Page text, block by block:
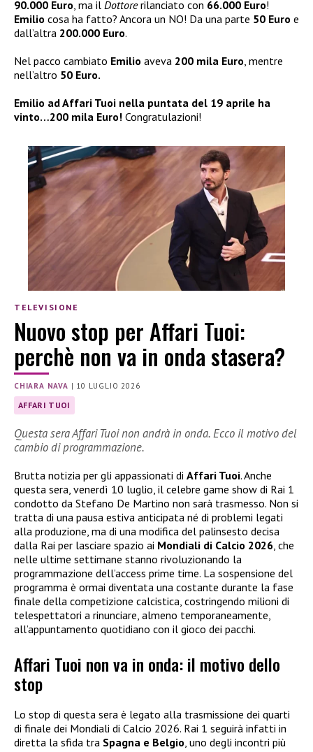
90.000 Euro , ma il Dottorerilanciato con 66.000 Euro!
Emilio cosa ha fatto? Ancora un NO! Da una parte 50 Euro e
dall’altra 200.000 Euro.
Nel pacco cambiato Emilio aveva 200 mila Euro , mentre
nell’altro 50 Euro.
Emilio ad Affari Tuoi nella puntata del 19 aprile ha
vinto…200 mila Euro! Congratulazioni!
TELEVISIONE
Nuovo stop per Affari Tuoi:
perchè non va in onda stasera?
CHIARA NAVA | 10 LUGLIO 2026
AFFARI TUOI
Questa sera Affari Tuoi non andrà in onda. Ecco il motivo del
cambio di programmazione.
Brutta notizia per gli appassionati di Affari Tuoi. Anche
questa sera, venerdì 10 luglio, il celebre game show di Rai 1
condotto da Stefano De Martino non sarà trasmesso. Non si
tratta di una pausa estiva anticipata né di problemi legati
alla produzione, ma di una modifica del palinsesto decisa
dalla Rai per lasciare spazio ai Mondiali di Calcio 2026 , che
nelle ultime settimane stanno rivoluzionando la
programmazione dell’access prime time. La sospensione del
programma è ormai diventata una costante durante la fase
finale della competizione calcistica, costringendo milioni di
telespettatori a rinunciare, almeno temporaneamente,
all’appuntamento quotidiano con il gioco dei pacchi.
Affari Tuoi non va in onda: il motivo dello
stop
Lo stop di questa sera è legato alla trasmissione dei quarti
di finale dei Mondiali di Calcio 2026. Rai 1 seguirà infatti in
diretta la sfida tra Spagna e Belgio, uno degli incontri più